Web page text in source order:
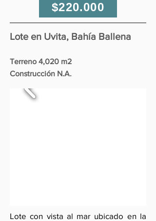
$220.000
Lote en Uvita, Bahía Ballena
Terreno 4,020 m2
Construcción N.A.
Lote con vista al mar ubicado en la